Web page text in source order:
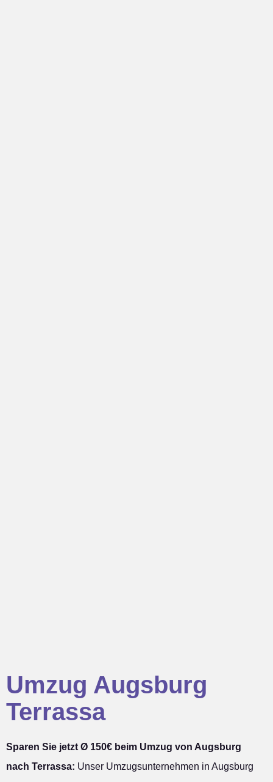
Umzug Augsburg
Terrassa
Sparen Sie jetzt Ø 150€ beim Umzug von Augsburg
nach Terrassa: Unser Umzugsunternehmen in Augsburg